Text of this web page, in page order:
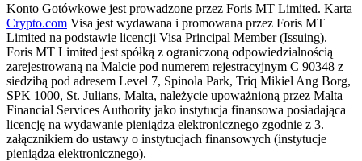
Konto Gotówkowe jest prowadzone przez Foris MT Limited. Karta
Crypto.com Visa jest wydawana i promowana przez Foris MT
Limited na podstawie licencji Visa Principal Member (Issuing).
Foris MT Limited jest spółką z ograniczoną odpowiedzialnością
zarejestrowaną na Malcie pod numerem rejestracyjnym C 90348 z
siedzibą pod adresem Level 7, Spinola Park, Triq Mikiel Ang Borg,
SPK 1000, St. Julians, Malta, należycie upoważnioną przez Malta
Financial Services Authority jako instytucja finansowa posiadająca
licencję na wydawanie pieniądza elektronicznego zgodnie z 3.
załącznikiem do ustawy o instytucjach finansowych (instytucje
pieniądza elektronicznego).